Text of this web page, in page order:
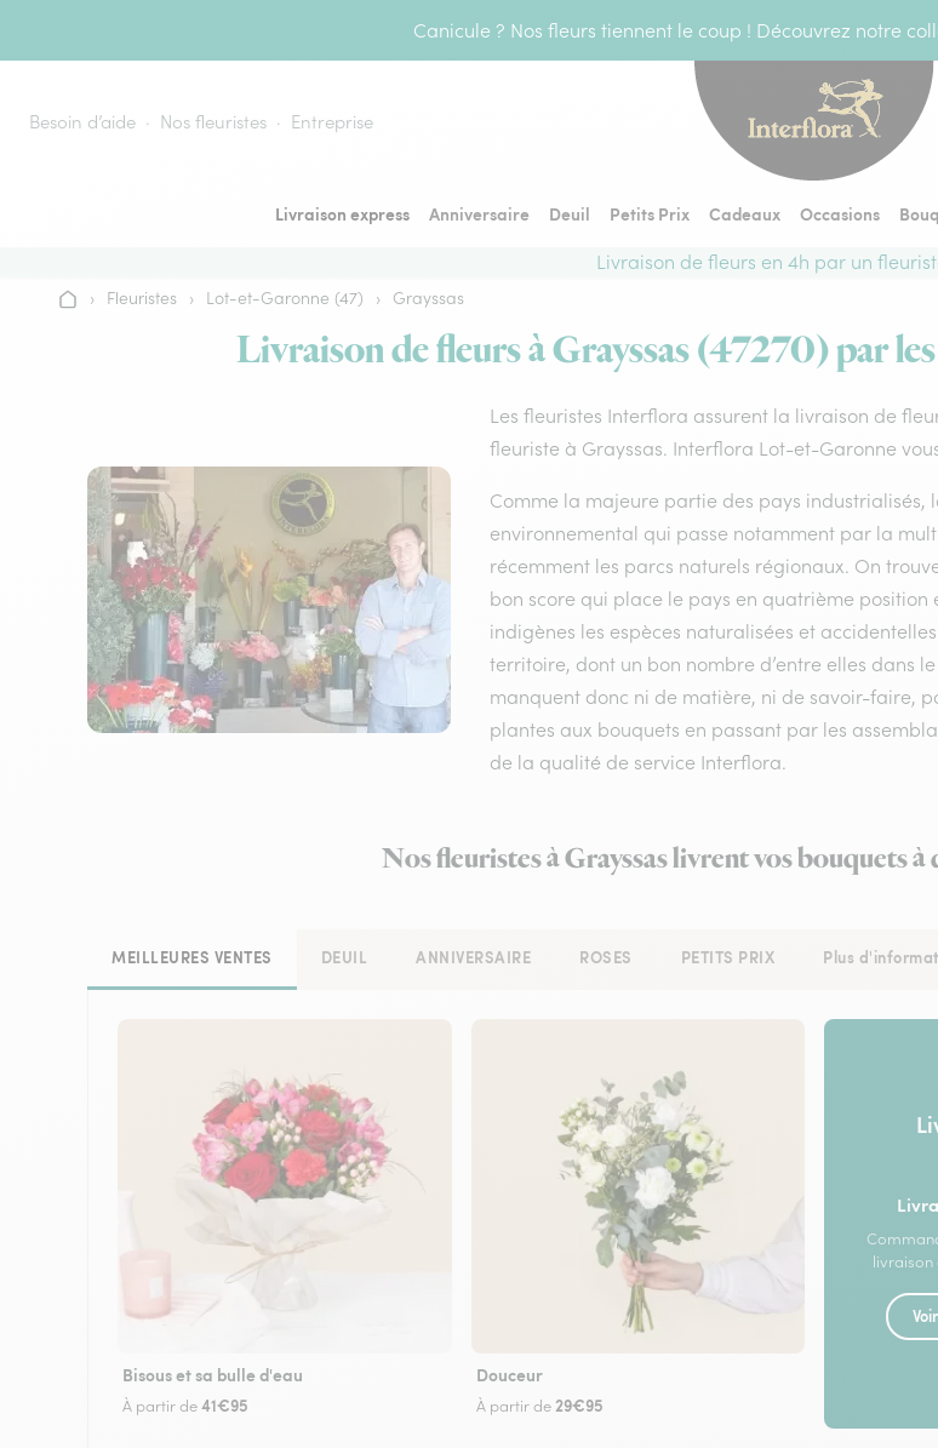
Canicule ? Nos fleurs tiennent le coup ! Découvrez notre
Besoin d’aide Nos fleuristes Entreprise
Livraison express Anniversaire Deuil Petits Prix Cadeaux Occasions
Livraison de fleurs en 4h par un
Accueil
› Fleuristes › Lot-et-Garonne (47) › Grayssas
Livraison de fleurs à Grayssas (47270) par
Les fleuristes Interflora assurent la livraison de
fleuriste à Grayssas. Interflora Lot-et-Garonne
Comme la majeure partie des pays
environnemental qui passe notamment par la
récemment les parcs naturels régionaux. On
bon score qui place le pays en quatrième position
indigènes les espèces naturalisées et
territoire, dont un bon nombre d’entre elles dans
manquent donc ni de matière, ni de savoir-faire,
plantes aux bouquets en passant par les
de la qualité de service Interflora.
Nos fleuristes à Grayssas livrent vos bouquets
MEILLEURES VENTES DEUIL ANNIVERSAIRE ROSES PETITS PRIX Plus
Bisous et sa bulle d'eau
À partir de41€95
Douceur
À partir de 29€95
livraison